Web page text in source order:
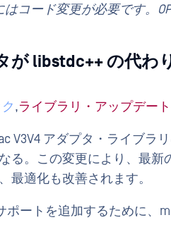
コード変更が必要です。
が libstdc++ の代わ
,ライブラリ・アップデート
V3V4 アダプタ・ライブラ
る。この変更により、最新
最適化も改善されます。
ポートを追加するために、